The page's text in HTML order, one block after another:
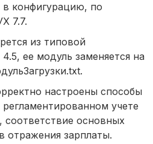
конфигурацию, по
7.7.
из типовой
ее модуль заменяется на
настроены способы
учете
основных
отражения зарплаты.